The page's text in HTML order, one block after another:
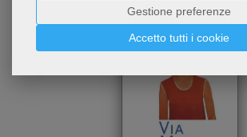
Accetto tutti i cookie
Gestione preferenze